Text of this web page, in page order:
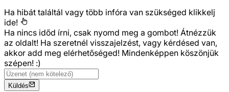
Ha hibát találtál vagy több infóra van szükséged klikkelj
ide!
Ha nincs időd írni, csak nyomd meg a gombot! Átnézzük
az oldalt! Ha szeretnél visszajelzést, vagy kérdésed van,
akkor add meg elérhetőséged! Mindenképpen köszönjük
szépen! :)
Küldés